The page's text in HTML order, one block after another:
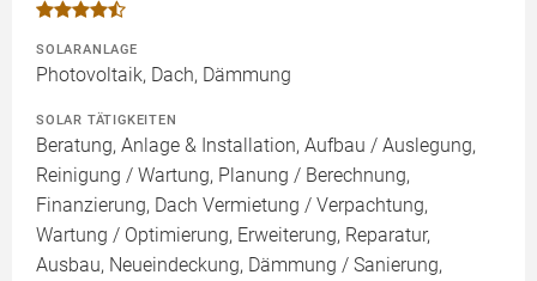
SOLARANLAGE
Photovoltaik, Dach, Dämmung
SOLAR TÄTIGKEITEN
Beratung, Anlage & Installation, Aufbau / Auslegung,
Reinigung / Wartung, Planung / Berechnung,
Finanzierung, Dach Vermietung / Verpachtung,
Wartung / Optimierung, Erweiterung, Reparatur,
Ausbau, Neueindeckung, Dämmung / Sanierung,